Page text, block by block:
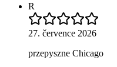
R
27. července 2026
przepyszne Chicago